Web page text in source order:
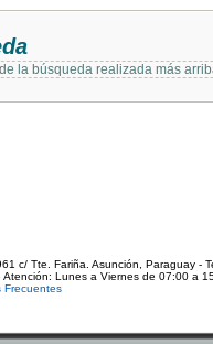
la búsqueda realizada más
c/ Tte. Fariña. Asunción, Paraguay -
Atención: Lunes a Viernes de 07:00 a
Frecuentes